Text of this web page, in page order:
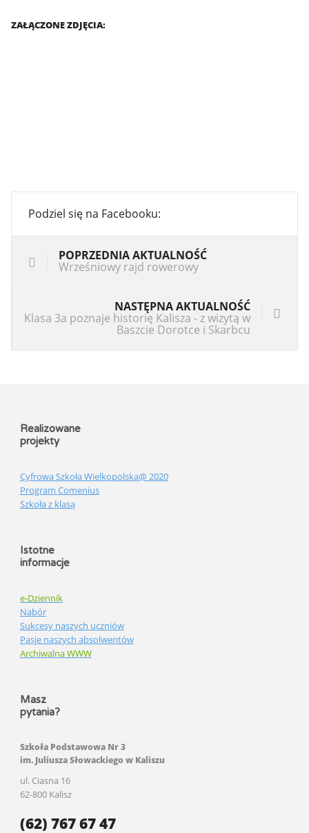
ZAŁĄCZONE ZDJĘCIA:
Podziel się na Facebooku:
POPRZEDNIA AKTUALNOŚĆ
Wrześniowy rajd rowerowy
NASTĘPNA AKTUALNOŚĆ
Klasa 3a poznaje historię Kalisza - z wizytą w
Baszcie Dorotce i Skarbcu
Realizowane
projekty
Cyfrowa Szkoła Wielkopolska@ 2020
Program Comenius
Szkoła z klasą
Istotne
informacje
e-Dziennik
Nabór
Sukcesy naszych uczniów
Pasje naszych absolwentów
Archiwalna WWW
Masz
pytania?
Szkoła Podstawowa Nr 3
im. Juliusza Słowackiego w Kaliszu
ul. Ciasna 16
62-800 Kalisz
(62) 767 67 47